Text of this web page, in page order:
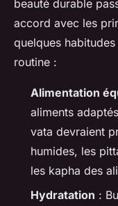
beauté durable
accord avec les
quelques
routine :
Alimentation
aliments
vata devraient
humides, les
les kapha des
Hydratation :